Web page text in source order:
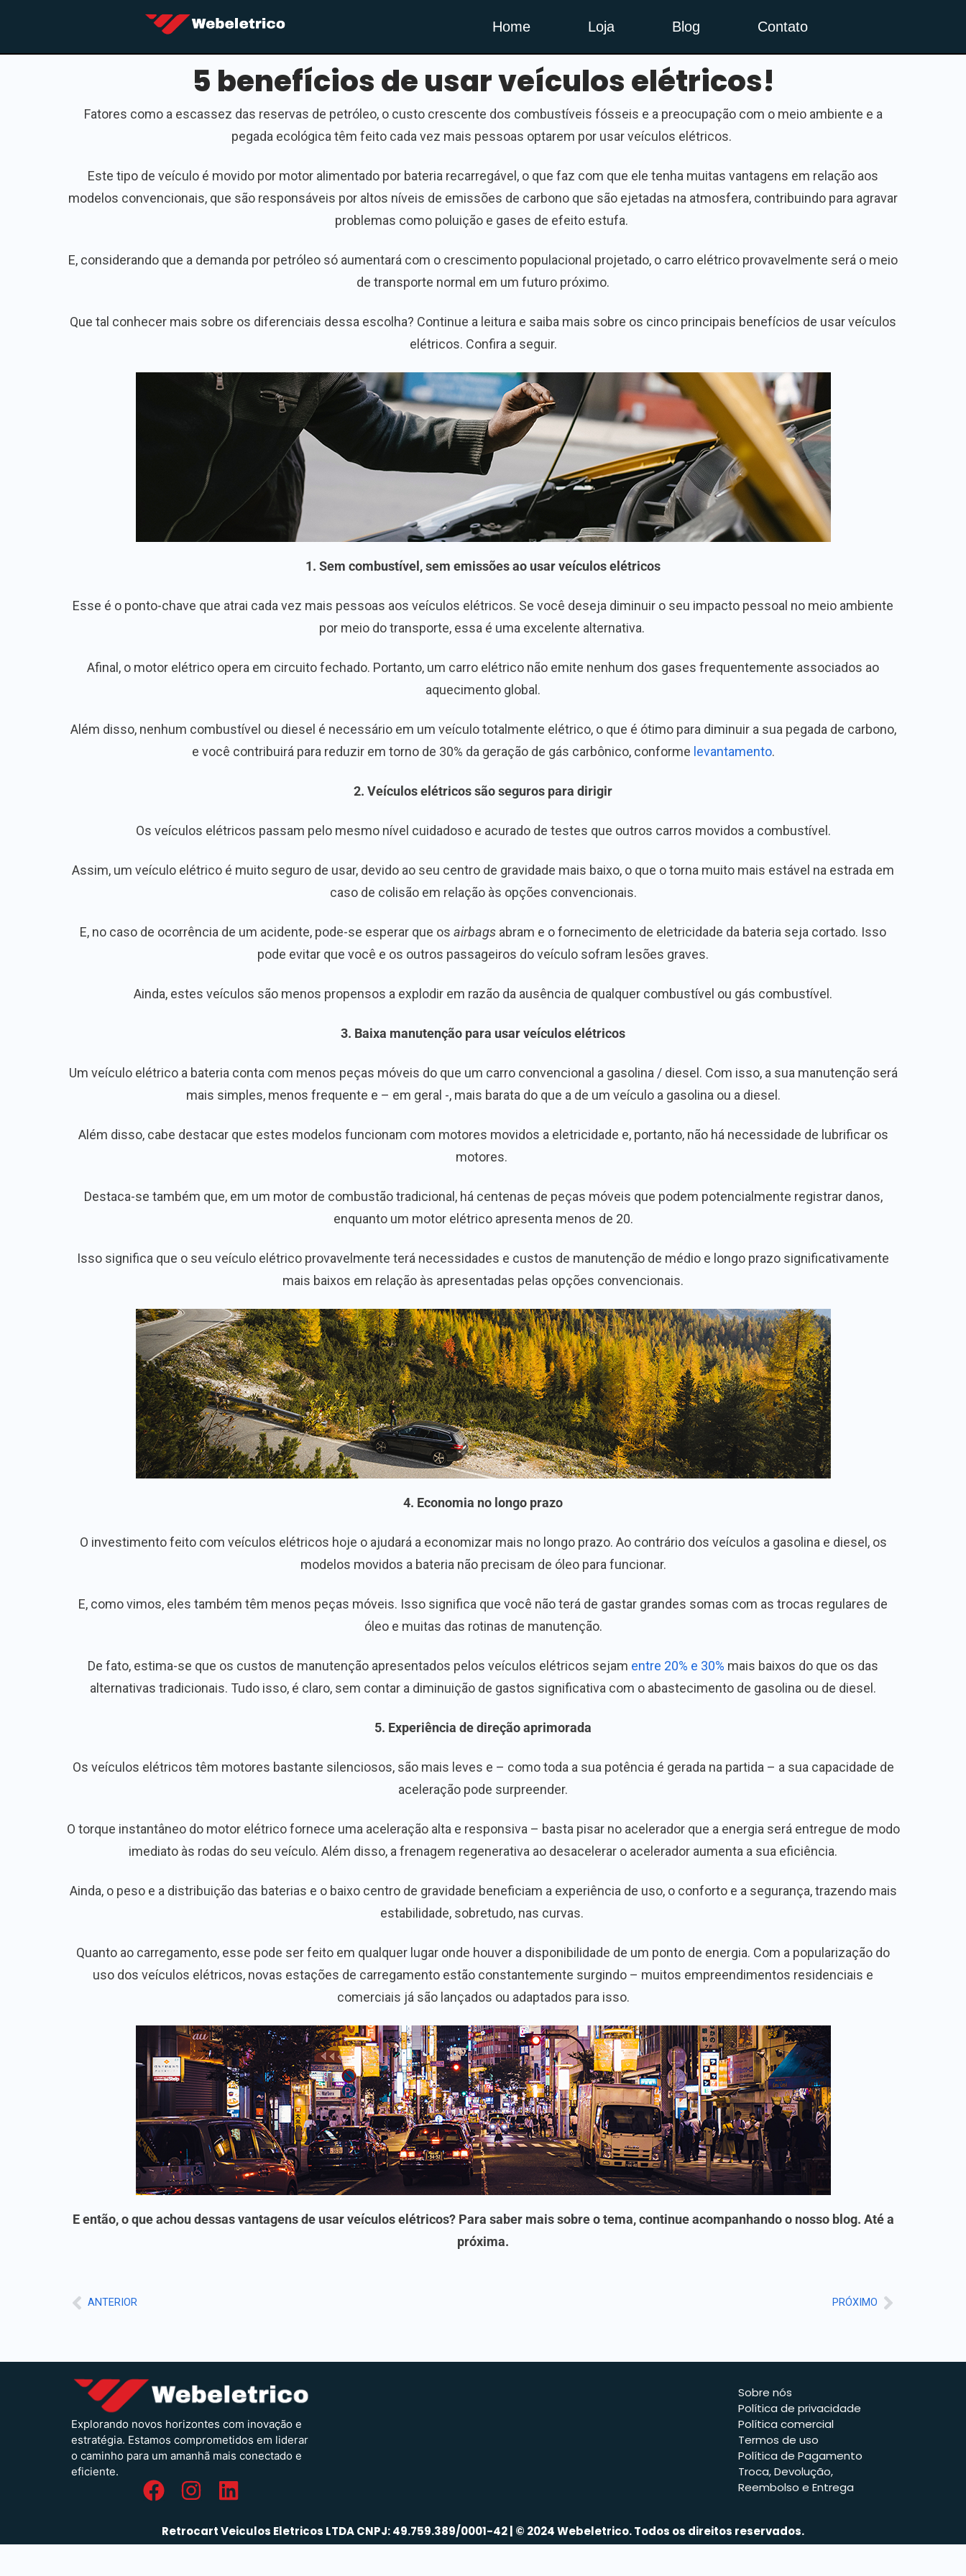
Home Loja Blog Contato
5 benefícios de usar veículos elétricos!
Fatores como a escassez das reservas de petróleo, o custo crescente dos combustíveis fósseis e a preocupação com o meio ambiente e a
pegada ecológica têm feito cada vez mais pessoas optarem por usar veículos elétricos.
Este tipo de veículo é movido por motor alimentado por bateria recarregável, o que faz com que ele tenha muitas vantagens em relação aos
modelos convencionais, que são responsáveis por altos níveis de emissões de carbono que são ejetadas na atmosfera, contribuindo para agravar
problemas como poluição e gases de efeito estufa.
E, considerando que a demanda por petróleo só aumentará com o crescimento populacional projetado, o carro elétrico provavelmente será o meio
de transporte normal em um futuro próximo.
Que tal conhecer mais sobre os diferenciais dessa escolha? Continue a leitura e saiba mais sobre os cinco principais benefícios de usar veículos
elétricos. Confira a seguir.
1. Sem combustível, sem emissões ao usar veículos elétricos
Esse é o ponto-chave que atrai cada vez mais pessoas aos veículos elétricos. Se você deseja diminuir o seu impacto pessoal no meio ambiente
por meio do transporte, essa é uma excelente alternativa.
Afinal, o motor elétrico opera em circuito fechado. Portanto, um carro elétrico não emite nenhum dos gases frequentemente associados ao
aquecimento global.
Além disso, nenhum combustível ou diesel é necessário em um veículo totalmente elétrico, o que é ótimo para diminuir a sua pegada de carbono,
e você contribuirá para reduzir em torno de 30% da geração de gás carbônico, conforme levantamento.
2. Veículos elétricos são seguros para dirigir
Os veículos elétricos passam pelo mesmo nível cuidadoso e acurado de testes que outros carros movidos a combustível.
Assim, um veículo elétrico é muito seguro de usar, devido ao seu centro de gravidade mais baixo, o que o torna muito mais estável na estrada em
caso de colisão em relação às opções convencionais.
E, no caso de ocorrência de um acidente, pode-se esperar que os airbags abram e o fornecimento de eletricidade da bateria seja cortado. Isso
pode evitar que você e os outros passageiros do veículo sofram lesões graves.
Ainda, estes veículos são menos propensos a explodir em razão da ausência de qualquer combustível ou gás combustível.
3. Baixa manutenção para usar veículos elétricos
Um veículo elétrico a bateria conta com menos peças móveis do que um carro convencional a gasolina / diesel. Com isso, a sua manutenção será
mais simples, menos frequente e – em geral -, mais barata do que a de um veículo a gasolina ou a diesel.
Além disso, cabe destacar que estes modelos funcionam com motores movidos a eletricidade e, portanto, não há necessidade de lubrificar os
motores.
Destaca-se também que, em um motor de combustão tradicional, há centenas de peças móveis que podem potencialmente registrar danos,
enquanto um motor elétrico apresenta menos de 20.
Isso significa que o seu veículo elétrico provavelmente terá necessidades e custos de manutenção de médio e longo prazo significativamente
mais baixos em relação às apresentadas pelas opções convencionais.
4. Economia no longo prazo
O investimento feito com veículos elétricos hoje o ajudará a economizar mais no longo prazo. Ao contrário dos veículos a gasolina e diesel, os
modelos movidos a bateria não precisam de óleo para funcionar.
E, como vimos, eles também têm menos peças móveis. Isso significa que você não terá de gastar grandes somas com as trocas regulares de
óleo e muitas das rotinas de manutenção.
De fato, estima-se que os custos de manutenção apresentados pelos veículos elétricos sejam entre 20% e 30% mais baixos do que os das
alternativas tradicionais. Tudo isso, é claro, sem contar a diminuição de gastos significativa com o abastecimento de gasolina ou de diesel.
5. Experiência de direção aprimorada
Os veículos elétricos têm motores bastante silenciosos, são mais leves e – como toda a sua potência é gerada na partida – a sua capacidade de
aceleração pode surpreender.
O torque instantâneo do motor elétrico fornece uma aceleração alta e responsiva – basta pisar no acelerador que a energia será entregue de modo
imediato às rodas do seu veículo. Além disso, a frenagem regenerativa ao desacelerar o acelerador aumenta a sua eficiência.
Ainda, o peso e a distribuição das baterias e o baixo centro de gravidade beneficiam a experiência de uso, o conforto e a segurança, trazendo mais
estabilidade, sobretudo, nas curvas.
Quanto ao carregamento, esse pode ser feito em qualquer lugar onde houver a disponibilidade de um ponto de energia. Com a popularização do
uso dos veículos elétricos, novas estações de carregamento estão constantemente surgindo – muitos empreendimentos residenciais e
comerciais já são lançados ou adaptados para isso.
E então, o que achou dessas vantagens de usar veículos elétricos? Para saber mais sobre o tema, continue acompanhando o nosso blog. Até a
próxima.
ANTERIOR PRÓXIMO
Explorando novos horizontes com inovação e
estratégia. Estamos comprometidos em liderar
o caminho para um amanhã mais conectado e
eficiente.
Sobre nós
Política de privacidade
Política comercial
Termos de uso
Política de Pagamento
Troca, Devolução,
Reembolso e Entrega
Retrocart Veiculos Eletricos LTDA CNPJ: 49.759.389/0001-42 | © 2024 Webeletrico. Todos os direitos reservados.